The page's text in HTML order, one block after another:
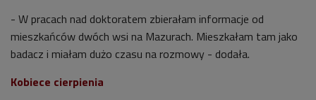
- W pracach nad doktoratem zbierałam informacje od
mieszkańców dwóch wsi na Mazurach. Mieszkałam tam jako
badacz i miałam dużo czasu na rozmowy - dodała.
Kobiece cierpienia